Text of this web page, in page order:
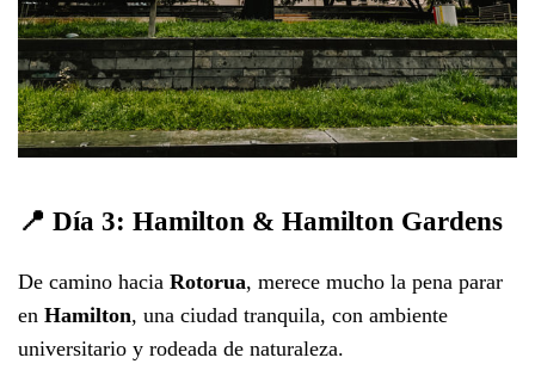
📍 Día 3: Hamilton & Hamilton Gardens
De camino hacia Rotorua, merece mucho la pena parar
en Hamilton, una ciudad tranquila, con ambiente
universitario y rodeada de naturaleza.